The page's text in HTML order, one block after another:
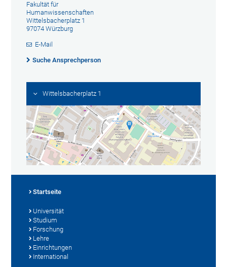
Fakultät für
Humanwissenschaften
Wittelsbacherplatz 1
97074 Würzburg
E-Mail
Suche Ansprechperson
Wittelsbacherplatz 1
Startseite
Universität
Studium
Forschung
Lehre
Einrichtungen
International